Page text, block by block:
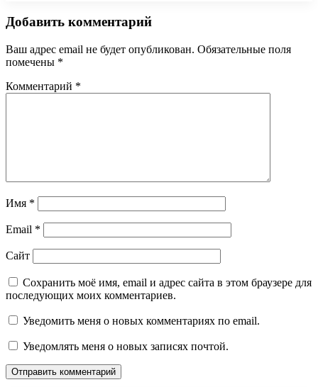
Добавить комментарий
Ваш адрес email не будет опубликован. Обязательные поля
помечены *
Комментарий *
Имя *
Email *
Сайт
Сохранить моё имя, email и адрес сайта в этом браузере для
последующих моих комментариев.
Уведомить меня о новых комментариях по email.
Уведомлять меня о новых записях почтой.